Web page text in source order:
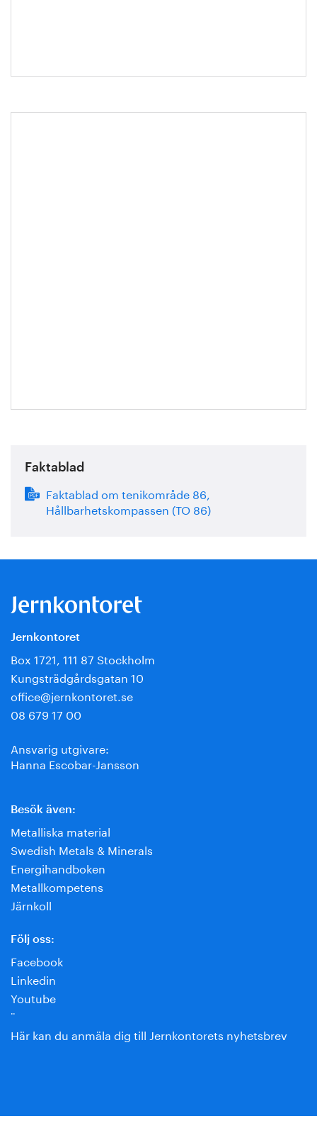
Faktablad
Faktablad om tenikområde 86,
Hållbarhetskompassen (TO 86)
Jernkontoret
Box 1721, 111 87 Stockholm
Kungsträdgårdsgatan 10
office@jernkontoret.se
08 679 17 00
Ansvarig utgivare:
Hanna Escobar-Jansson
Besök även:
Metalliska material
Swedish Metals & Minerals
Energihandboken
Metallkompetens
Järnkoll
Följ oss:
Facebook
Linkedin
Youtube
¨
Här kan du anmäla dig till Jernkontorets nyhetsbrev